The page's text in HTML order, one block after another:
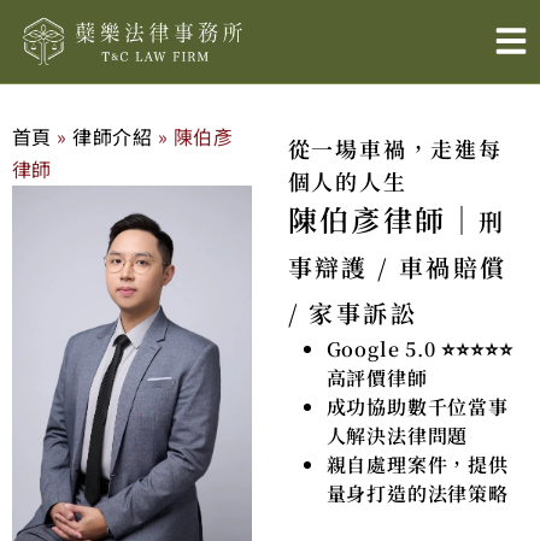
內
容
首頁 »律師介紹 » 陳伯彥
律師
從一場車禍，走進每
個人的人生
陳伯彥律師｜刑
事辯護 / 車禍賠償
/ 家事訴訟
Google 5.0 ⭐⭐⭐⭐⭐
高評價律師
成功協助數千位當事
人解決法律問題
親自處理案件，提供
量身打造的法律策略